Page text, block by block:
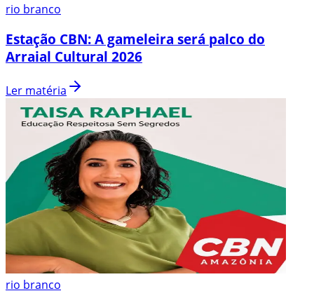
rio branco
Estação CBN: A gameleira será palco do
Arraial Cultural 2026
Ler matéria
rio branco